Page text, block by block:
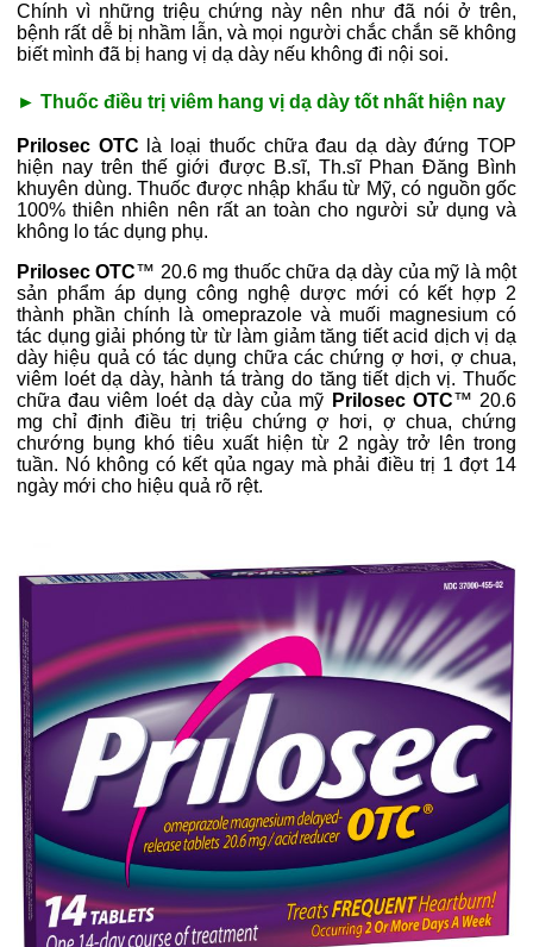
Chính vì những triệu chứng này nên như đã nói ở trên,
bệnh rất dễ bị nhầm lẫn, và mọi người chắc chắn sẽ không
biết mình đã bị hang vị dạ dày nếu không đi nội soi.
► Thuốc điều trị viêm hang vị dạ dày tốt nhất hiện nay
Prilosec OTC là loại thuốc chữa đau dạ dày đứng TOP
hiện nay trên thế giới được B.sĩ, Th.sĩ Phan Đăng Bình
khuyên dùng. Thuốc được nhập khẩu từ Mỹ, có nguồn gốc
100% thiên nhiên nên rất an toàn cho người sử dụng và
không lo tác dụng phụ.
Prilosec OTC™ 20.6 mg thuốc chữa dạ dày của mỹ là một
sản phẩm áp dụng công nghệ dược mới có kết hợp 2
thành phần chính là omeprazole và muối magnesium có
tác dụng giải phóng từ từ làm giảm tăng tiết acid dịch vị dạ
dày hiệu quả có tác dụng chữa các chứng ợ hơi, ợ chua,
viêm loét dạ dày, hành tá tràng do tăng tiết dịch vị. Thuốc
chữa đau viêm loét dạ dày của mỹ Prilosec OTC™ 20.6
mg chỉ định điều trị triệu chứng ợ hơi, ợ chua, chứng
chướng bụng khó tiêu xuất hiện từ 2 ngày trở lên trong
tuần. Nó không có kết qủa ngay mà phải điều trị 1 đợt 14
ngày mới cho hiệu quả rõ rệt.